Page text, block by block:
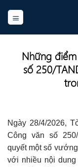
Những
số 250/
Ngày 28/4/2026,
Công văn số
quyết một số
với nhiều nội